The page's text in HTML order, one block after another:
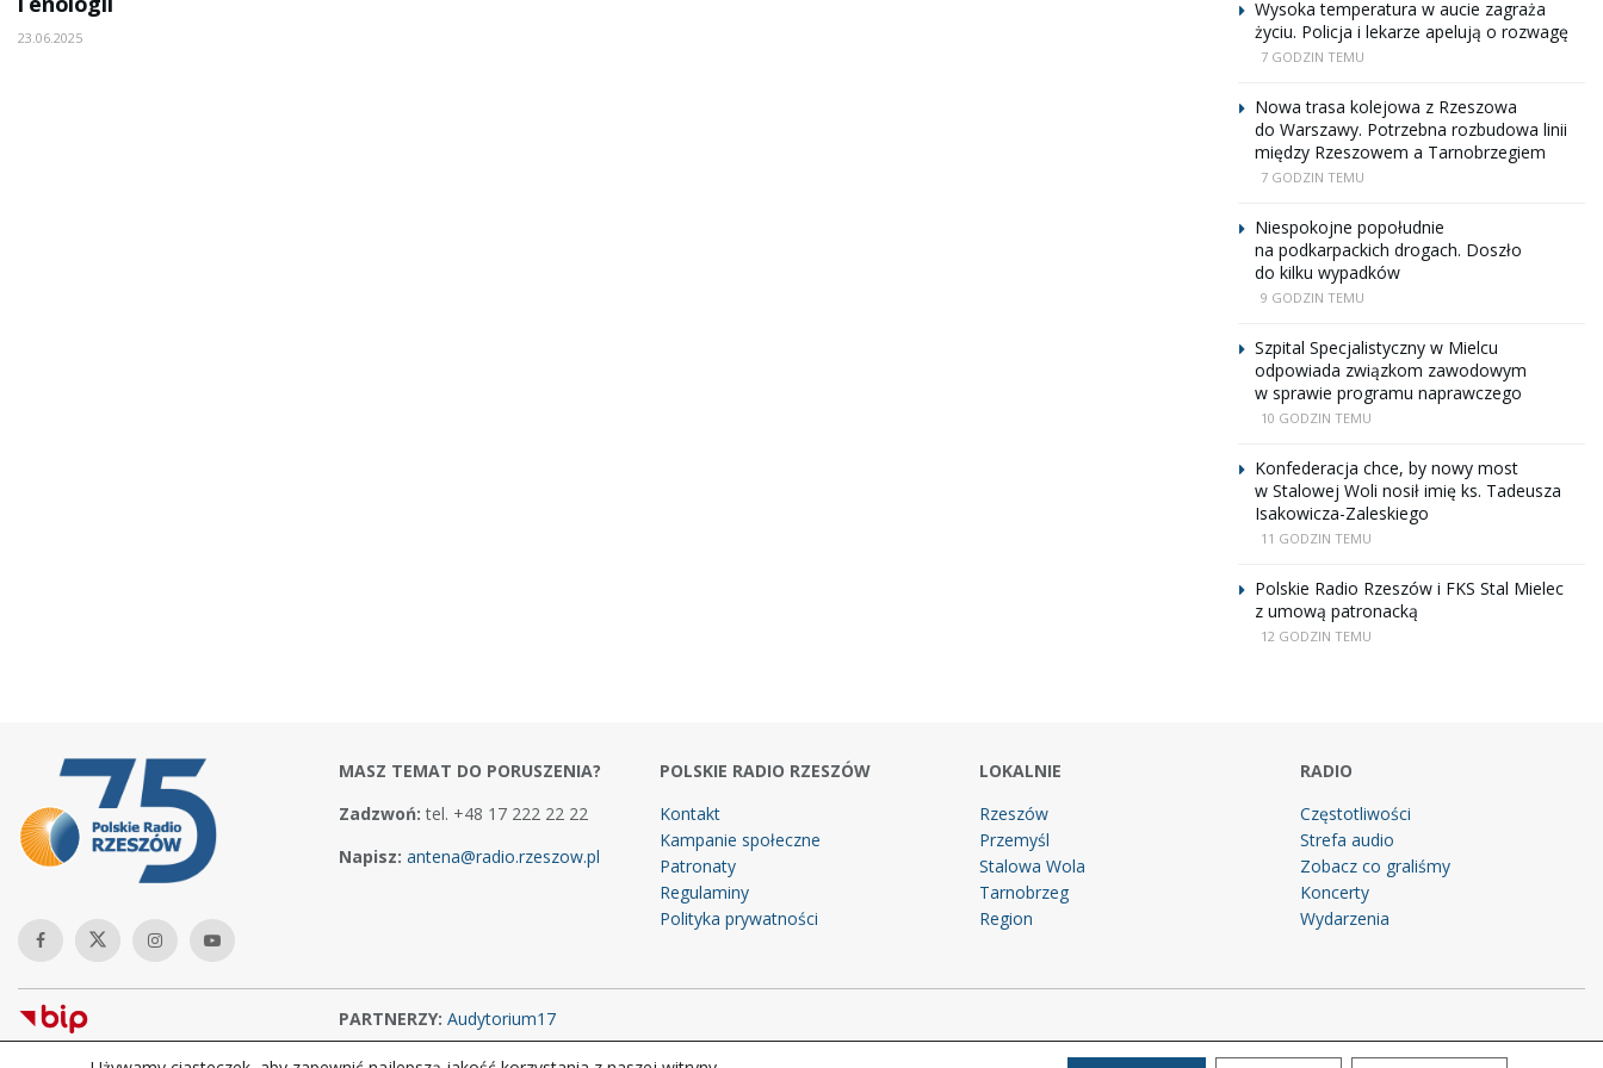
23.06.2025
Wysoka temperatura w aucie zagraża
życiu. Policja i lekarze apelują o rozwagę
7 GODZIN TEMU
Nowa trasa kolejowa z Rzeszowa
do Warszawy. Potrzebna rozbudowa linii
między Rzeszowem a Tarnobrzegiem
7 GODZIN TEMU
Niespokojne popołudnie
na podkarpackich drogach. Doszło
do kilku wypadków
9 GODZIN TEMU
Szpital Specjalistyczny w Mielcu
odpowiada związkom zawodowym
w sprawie programu naprawczego
10 GODZIN TEMU
Konfederacja chce, by nowy most
w Stalowej Woli nosił imię ks. Tadeusza
Isakowicza-Zaleskiego
11 GODZIN TEMU
Polskie Radio Rzeszów i FKS Stal Mielec
z umową patronacką
12 GODZIN TEMU
MASZ TEMAT DO PORUSZENIA?
Zadzwoń: tel. +48 17 222 22 22
Napisz: antena@radio.rzeszow.pl
POLSKIE RADIO RZESZÓW
Kontakt
Kampanie społeczne
Patronaty
Regulaminy
Polityka prywatności
LOKALNIE
Rzeszów
Przemyśl
Stalowa Wola
Tarnobrzeg
Region
RADIO
Częstotliwości
Strefa audio
Zobacz co graliśmy
Koncerty
Wydarzenia
PARTNERZY: Audytorium17